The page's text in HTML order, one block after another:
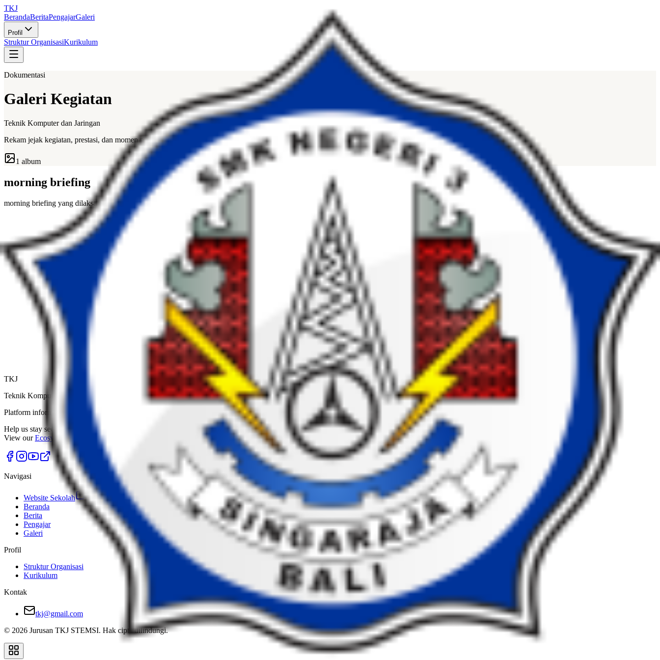
TKJ
BerandaBeritaPengajarGaleri
Profil
Struktur OrganisasiKurikulum
Dokumentasi
Galeri Kegiatan
Teknik Komputer dan Jaringan
Rekam jejak kegiatan, prestasi, dan momen penting jurusan kami.
1 album
morning briefing
morning briefing yang dilaksanakan setiap pagi setiap hari untuk mengenalkan budaya industri di sekolah
TKJ
Teknik Komputer dan Jaringan
Platform informasi dan manajemen jurusan terintegrasi untuk mewujudkan pendidikan berkualitas.
Help us stay secure.
View our Ecosystem VDP
Navigasi
Website Sekolah
Beranda
Berita
Pengajar
Galeri
Profil
Struktur Organisasi
Kurikulum
Kontak
tkj@gmail.com
© 2026 Jurusan TKJ STEMSI. Hak cipta dilindungi.